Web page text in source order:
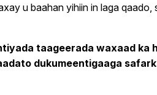
u baahan yihiin in laga
taageerada waxaad
dukumeentigaaga